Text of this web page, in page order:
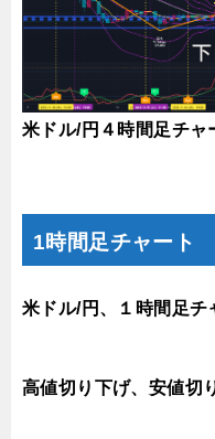
米ドル/円４時間足チャ
1時間足チャート
米ドル/円、１時間足チ
高値切り下げ、安値切